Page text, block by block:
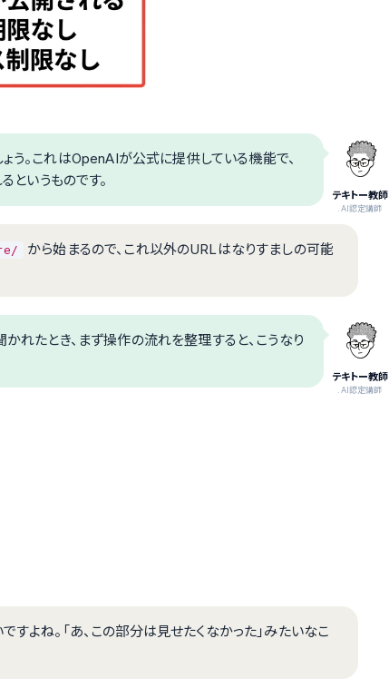
テキトー教師
.AI認定講師
う。これはOpenAIが公式に提供している機能で、
いうものです。
から始まるので、これ以外のURLはなりすましの可能
テキトー教師
.AI認定講師
れたとき、まず操作の流れを整理すると、こうなり
よね。「あ、この部分は見せたくなかった」みたいなこ